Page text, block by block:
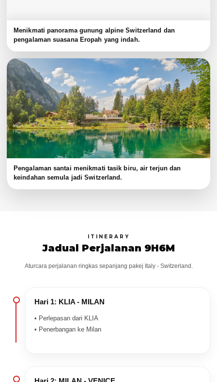
Menikmati panorama gunung alpine Switzerland dan
pengalaman suasana Eropah yang indah.
Pengalaman santai menikmati tasik biru, air terjun dan
keindahan semula jadi Switzerland.
ITINERARY
Jadual Perjalanan 9H6M
Aturcara perjalanan ringkas sepanjang pakej Italy - Switzerland.
Hari 1: KLIA - MILAN
• Perlepasan dari KLIA
• Penerbangan ke Milan